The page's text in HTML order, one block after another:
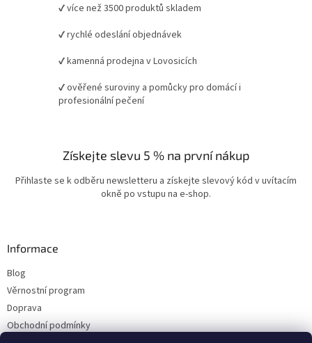
✔ více než 3500 produktů skladem
✔ rychlé odeslání objednávek
✔ kamenná prodejna v Lovosicích
✔ ověřené suroviny a pomůcky pro domácí i
profesionální pečení
Získejte slevu 5 % na první nákup
Přihlaste se k odběru newsletteru a získejte slevový kód v uvítacím
okně po vstupu na e-shop.
Informace
Blog
Věrnostní program
Doprava
Obchodní podmínky